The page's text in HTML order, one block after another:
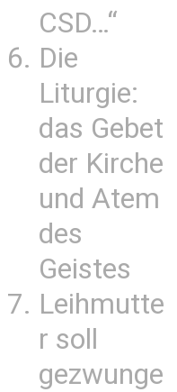
CSD…“
Die
Liturgie:
das Gebet
der Kirche
und Atem
des
Geistes
Leihmutte
r soll
gezwunge